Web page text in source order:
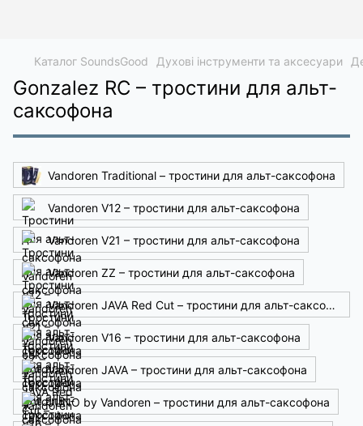
Каталог SoundsGood Духові інструменти та аксесуари
Gonzalez RC – тростини для альт-
саксофона
Vandoren Traditional – тростини для альт-саксофона
Vandoren V12 – тростини для альт-саксофона
Vandoren V21 – тростини для альт-саксофона
Vandoren ZZ – тростини для альт-саксофона
Vandoren JAVA Red Cut – тростини для альт-саксофона
Vandoren V16 – тростини для альт-саксофона
Vandoren JAVA – тростини для альт-саксофона
JUNO by Vandoren – тростини для альт-саксофона